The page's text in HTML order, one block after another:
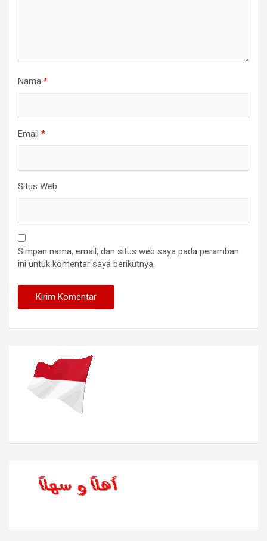
Nama *
Email *
Situs Web
Simpan nama, email, dan situs web saya pada peramban
ini untuk komentar saya berikutnya.